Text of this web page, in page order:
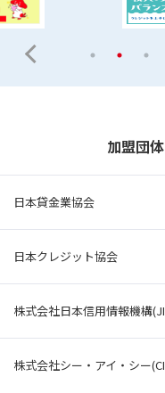
加盟団
日本貸金業協会
日本クレジット協会
株式会社日本信用情報機構
株式会社シー・アイ・シー